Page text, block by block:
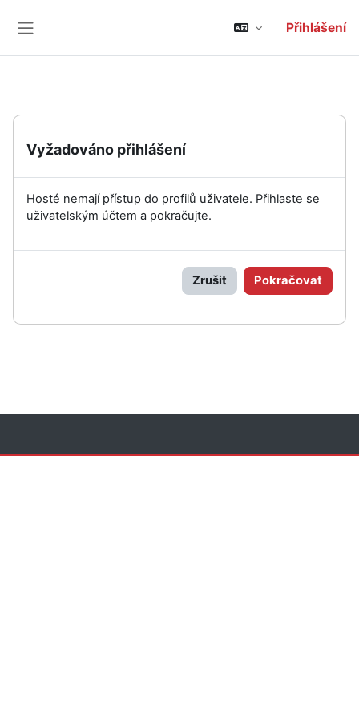
Přihlášení
Vyžadováno přihlášení
Hosté nemají přístup do profilů uživatele. Přihlaste se
uživatelským účtem a pokračujte.
Zrušit Pokračovat